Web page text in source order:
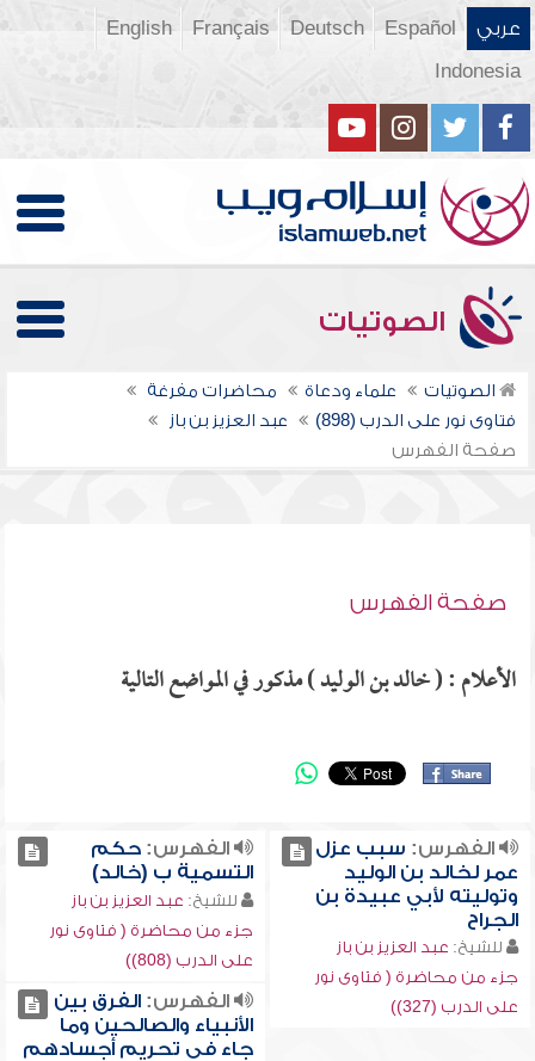
عربي Español
Deutsch
Français
English
Indonesia
الصوتيات
الصوتيات علماء ودعاة
محاضرات مفرغة
فتاوى نور على الدرب (898)
عبد العزيز بن باز
صفحة الفهرس
صفحة الفهرس
الأعلام : ( خالد بن الوليد ) مذكور في المواضع التالية
الفهرس: سبب عزل
عمر لخالد بن الوليد
وتوليته لأبي عبيدة بن
الجراح
للشيخ: عبد العزيز بن باز
جزء من محاضرة ( فتاوى نور
على الدرب (327))
الفهرس:حكم
التسمية ب (خالد)
للشيخ: عبد العزيز بن باز
جزء من محاضرة ( فتاوى نور
على الدرب (808))
الفهرس:الفرق بين
الأنبياء والصالحين وما
جاء في تحريم أجسادهم